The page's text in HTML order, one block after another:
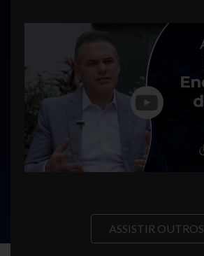
ASSISTIR OUTROS